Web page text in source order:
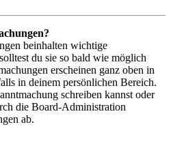
beinhalten wichtige
du sie so bald wie möglich
erscheinen ganz oben in
in deinem persönlichen Bereich.
schreiben kannst oder
die Board-Administration
ab.